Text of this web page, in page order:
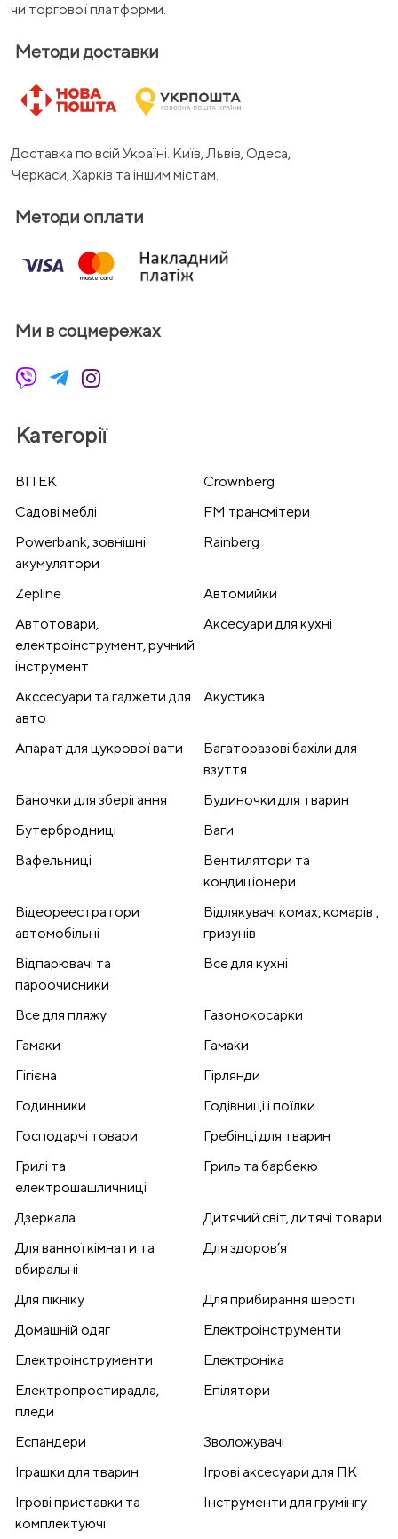
чи торгової платформи.
Методи доставки
Доставка по всій Україні. Київ, Львів, Одеса,
Черкаси, Харків та іншим містам.
Методи оплати
Ми в соцмережах
Категорії
BITEK
Crownberg
Cадові меблі
FM трансмітери
Powerbank, зовнішні
акумулятори
Rainberg
Zepline
Автомийки
Автотовари,
електроінструмент, ручний
інструмент
Аксесуари для кухні
Акссесуари та гаджети для
авто
Акустика
Апарат для цукрової вати
Багаторазові бахіли для
взуття
Баночки для зберігання
Будиночки для тварин
Бутербродниці
Ваги
Вафельниці
Вентилятори та
кондиціонери
Відеореестратори
автомобільні
Відлякувачі комах, комарів ,
гризунів
Відпарювачі та
пароочисники
Все для кухні
Все для пляжу
Газонокосарки
Гамаки
Гамаки
Гігієна
Гірлянди
Годинники
Годівниці і поїлки
Господарчі товари
Гребінці для тварин
Грилі та
електрошашличниці
Гриль та барбекю
Дзеркала
Дитячий світ, дитячі товари
Для ванної кімнати та
вбиральні
Для здоров’я
Для пікніку
Для прибирання шерсті
Домашній одяг
Електроінструменти
Електроінструменти
Електроніка
Електропростирадла,
пледи
Епілятори
Еспандери
Зволожувачі
Іграшки для тварин
Ігрові аксесуари для ПК
Ігрові приставки та
комплектуючі
Інструменти для грумінгу